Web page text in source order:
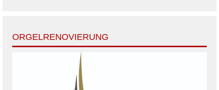
ORGELRENOVIERUNG